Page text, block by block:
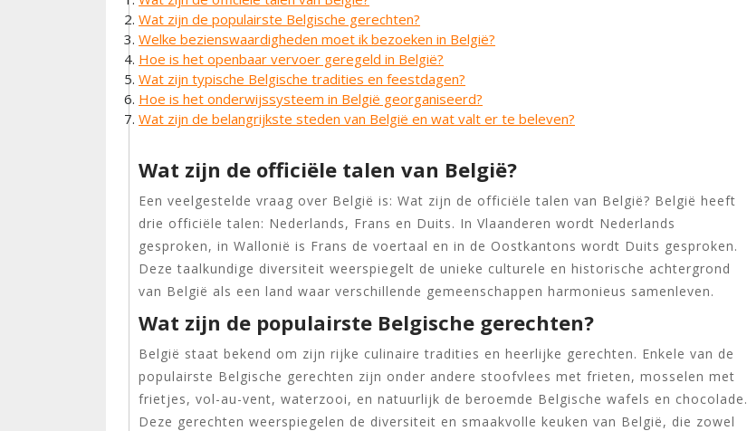
Wat zijn de populairste Belgische gerechten?
Welke bezienswaardigheden moet ik bezoeken in België?
Hoe is het openbaar vervoer geregeld in België?
Wat zijn typische Belgische tradities en feestdagen?
Hoe is het onderwijssysteem in België georganiseerd?
Wat zijn de belangrijkste steden van België en wat valt er te beleven?
Wat zijn de officiële talen van België?
Een veelgestelde vraag over België is: Wat zijn de officiële talen van België? België heeft
drie officiële talen: Nederlands, Frans en Duits. In Vlaanderen wordt Nederlands
gesproken, in Wallonië is Frans de voertaal en in de Oostkantons wordt Duits gesproken.
Deze taalkundige diversiteit weerspiegelt de unieke culturele en historische achtergrond
van België als een land waar verschillende gemeenschappen harmonieus samenleven.
Wat zijn de populairste Belgische gerechten?
België staat bekend om zijn rijke culinaire tradities en heerlijke gerechten. Enkele van de
populairste Belgische gerechten zijn onder andere stoofvlees met frieten, mosselen met
frietjes, vol-au-vent, waterzooi, en natuurlijk de beroemde Belgische wafels en chocolade.
Deze gerechten weerspiegelen de diversiteit en smaakvolle keuken van België, die zowel